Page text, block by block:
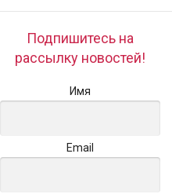
Подпишитесь на
рассылку новостей!
Имя
Email